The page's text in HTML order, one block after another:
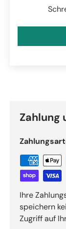
Zahlung
Ihre
speichern
Zugriff auf